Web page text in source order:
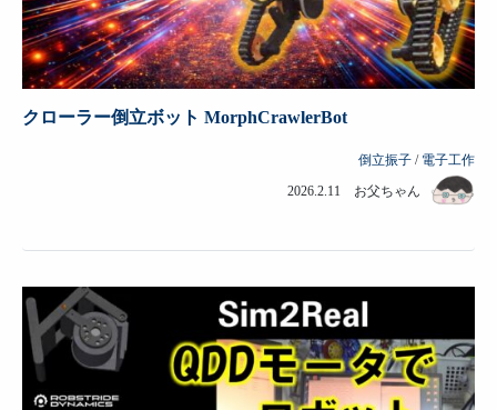
クローラー倒立ボット MorphCrawlerBot
倒立振子 / 電子工作
2026.2.11 お父ちゃん